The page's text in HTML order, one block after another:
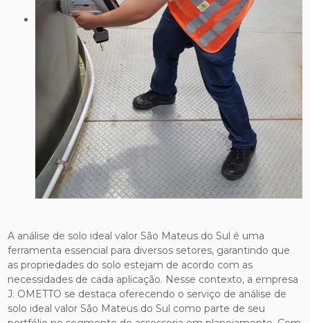
A análise de solo ideal valor São Mateus do Sul é uma
ferramenta essencial para diversos setores, garantindo que
as propriedades do solo estejam de acordo com as
necessidades de cada aplicação. Nesse contexto, a empresa
J. OMETTO se destaca oferecendo o serviço de análise de
solo ideal valor São Mateus do Sul como parte de seu